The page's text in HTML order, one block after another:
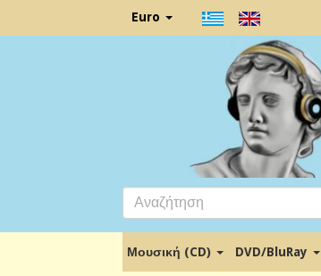
Euro
Μουσική (CD) DVD/BluRay